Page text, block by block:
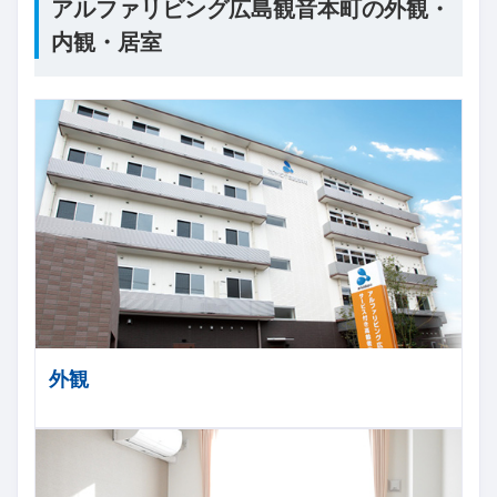
アルファリビング広島観音本町の外観・
内観・居室
外観